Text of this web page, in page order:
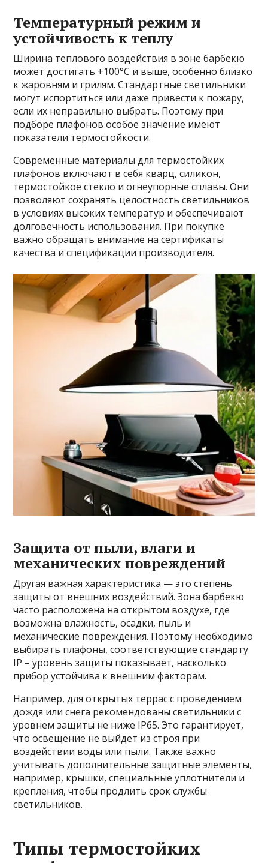
Температурный режим и
устойчивость к теплу
Ширина теплового воздействия в зоне барбекю
может достигать +100°C и выше, особенно близко
к жаровням и грилям. Стандартные светильники
могут испортиться или даже привести к пожару,
если их неправильно выбрать. Поэтому при
подборе плафонов особое значение имеют
показатели термостойкости.
Современные материалы для термостойких
плафонов включают в себя кварц, силикон,
термостойкое стекло и огнеупорные сплавы. Они
позволяют сохранять целостность светильников
в условиях высоких температур и обеспечивают
долговечность использования. При покупке
важно обращать внимание на сертификаты
качества и спецификации производителя.
Защита от пыли, влаги и
механических повреждений
Другая важная характеристика — это степень
защиты от внешних воздействий. Зона барбекю
часто расположена на открытом воздухе, где
возможна влажность, осадки, пыль и
механические повреждения. Поэтому необходимо
выбирать плафоны, соответствующие стандарту
IP – уровень защиты показывает, насколько
прибор устойчива к внешним факторам.
Например, для открытых террас с проведением
дождя или снега рекомендованы светильники с
уровнем защиты не ниже IP65. Это гарантирует,
что освещение не выйдет из строя при
воздействии воды или пыли. Также важно
учитывать дополнительные защитные элементы,
например, крышки, специальные уплотнители и
крепления, чтобы продлить срок службы
светильников.
Типы термостойких